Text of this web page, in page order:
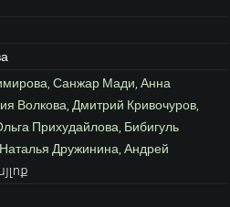
Санжар Мади Анна
Волкова Дмитрий Кривочуров,
Прихудайлова Бибигуль
Наталья Дружинина Андрей